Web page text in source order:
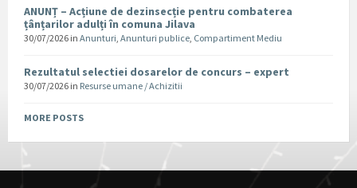
ANUNȚ – Acțiune de dezinsecție pentru combaterea
țânțarilor adulți în comuna Jilava
30/07/2026 in Anunturi, Anunturi publice, Compartiment Mediu
Rezultatul selectiei dosarelor de concurs – expert
30/07/2026 in Resurse umane / Achizitii
MORE POSTS